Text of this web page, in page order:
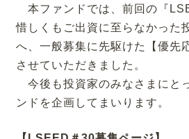
本ファンドでは、前回の『
惜しくもご出資に至らなかった
へ、一般募集に先駆けた【優先
させていただきました。
今後も投資家のみなさまにと
ンドを企画してまいります。